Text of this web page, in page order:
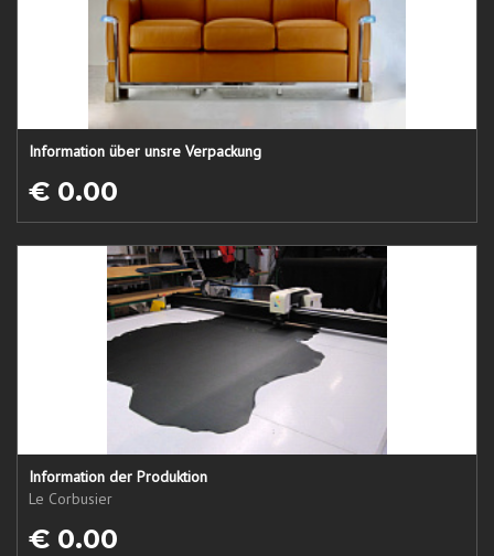
Information über unsre Verpackung
€ 0.00
Information der Produktion
Le Corbusier
€ 0.00